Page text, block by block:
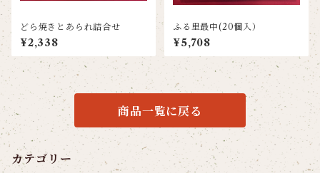
どら焼きとあられ詰合せ
¥2,338
ふる里最中(20個入）
¥5,708
商品一覧に戻る
カテゴリー